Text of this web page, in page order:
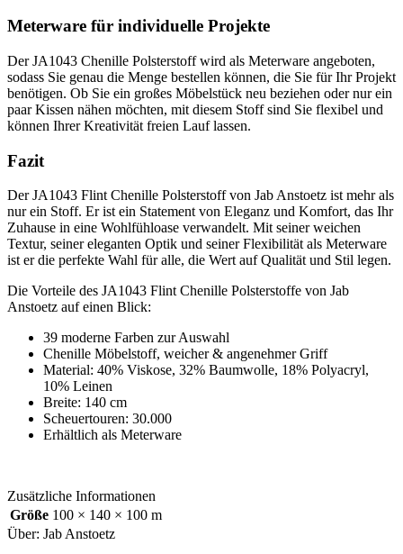
Meterware für individuelle Projekte
Der JA1043 Chenille Polsterstoff wird als Meterware angeboten,
sodass Sie genau die Menge bestellen können, die Sie für Ihr Projekt
benötigen. Ob Sie ein großes Möbelstück neu beziehen oder nur ein
paar Kissen nähen möchten, mit diesem Stoff sind Sie flexibel und
können Ihrer Kreativität freien Lauf lassen.
Fazit
Der JA1043 Flint Chenille Polsterstoff von Jab Anstoetz ist mehr als
nur ein Stoff. Er ist ein Statement von Eleganz und Komfort, das Ihr
Zuhause in eine Wohlfühloase verwandelt. Mit seiner weichen
Textur, seiner eleganten Optik und seiner Flexibilität als Meterware
ist er die perfekte Wahl für alle, die Wert auf Qualität und Stil legen.
Die Vorteile des JA1043 Flint Chenille Polsterstoffe von Jab
Anstoetz auf einen Blick:
39 moderne Farben zur Auswahl
Chenille Möbelstoff, weicher & angenehmer Griff
Material: 40% Viskose, 32% Baumwolle, 18% Polyacryl,
10% Leinen
Breite: 140 cm
Scheuertouren: 30.000
Erhältlich als Meterware
Zusätzliche Informationen
Größe 100 × 140 × 100 m
Über: Jab Anstoetz